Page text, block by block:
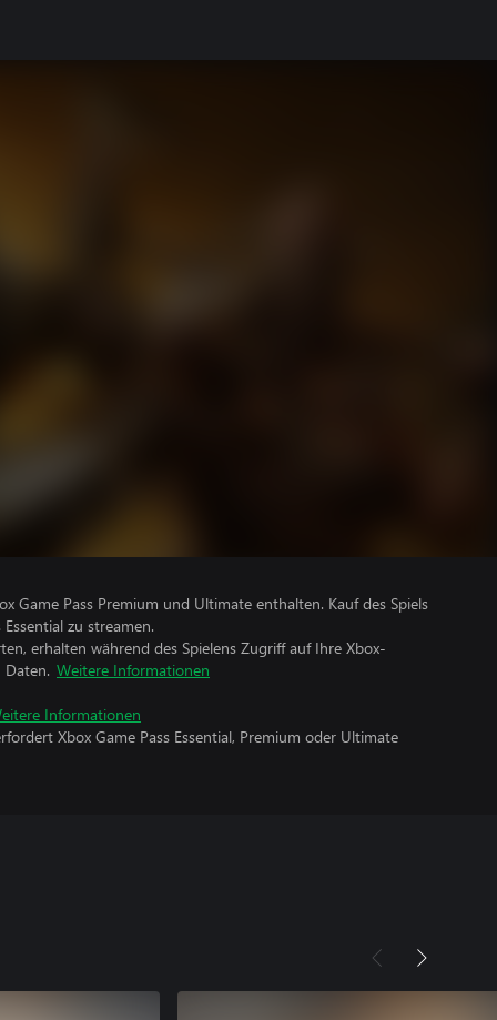
Game Pass Premium und Ultimate enthalten. Kauf des Spiels
zu streamen.
erhalten während des Spielens Zugriff auf Ihre Xbox-
Weitere Informationen
Informationen
Xbox Game Pass Essential, Premium oder Ultimate